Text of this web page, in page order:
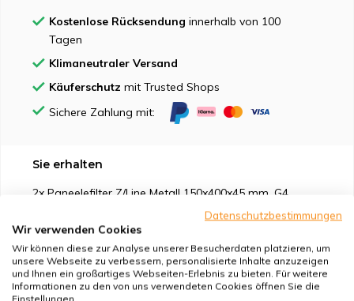
Kostenlose Rücksendung innerhalb von 100
Tagen
Klimaneutraler Versand
Käuferschutz mit Trusted Shops
Sichere Zahlung mit:
Sie erhalten
2x Paneelefilter Z/Line Metall 150x400x45 mm. G4
Geeignet für
Datenschutzbestimmungen
Wir verwenden Cookies
Wir können diese zur Analyse unserer Besucherdaten platzieren, um
unsere Webseite zu verbessern, personalisierte Inhalte anzuzeigen
und Ihnen ein großartiges Webseiten-Erlebnis zu bieten. Für weitere
Informationen zu den von uns verwendeten Cookies öffnen Sie die
Einstellungen.